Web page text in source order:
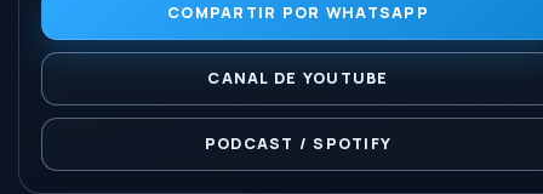
COMPARTIR POR WHATSAPP
CANAL DE YOUTUBE
PODCAST / SPOTIFY